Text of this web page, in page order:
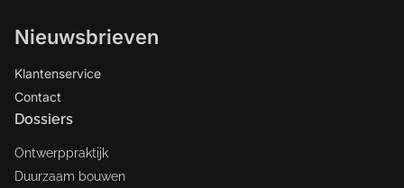
Nieuwsbrieven
Klantenservice
Contact
Dossiers
Ontwerppraktijk
Duurzaam bouwen